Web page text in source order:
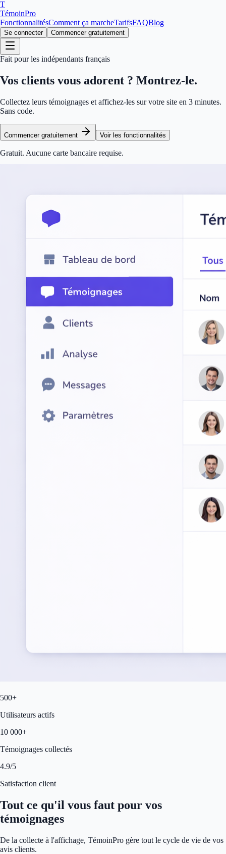
T
TémoinPro
FonctionnalitésComment ça marcheTarifsFAQBlog
Se connecter Commencer gratuitement
Fait pour les indépendants français
Vos clients vous adorent ? Montrez-le.
Collectez leurs témoignages et affichez-les sur votre site en 3 minutes.
Sans code.
Commencer gratuitement Voir les fonctionnalités
Gratuit. Aucune carte bancaire requise.
500+
Utilisateurs actifs
10 000+
Témoignages collectés
4.9/5
Satisfaction client
Tout ce qu'il vous faut pour vos
témoignages
De la collecte à l'affichage, TémoinPro gère tout le cycle de vie de vos
avis clients.